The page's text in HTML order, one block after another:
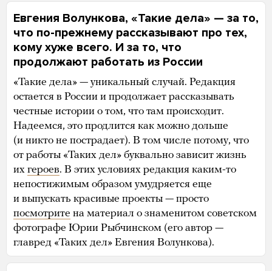
Евгения Волункова, «Такие дела» — за то,
что по-прежнему рассказывают про тех,
кому хуже всего. И за то, что
продолжают работать из России
«Такие дела» — уникальный случай. Редакция
остается в России и продолжает рассказывать
честные истории о том, что там происходит.
Надеемся, это продлится как можно дольше
(и никто не пострадает). В том числе потому, что
от работы «Таких дел» буквально зависит жизнь
их героев. В этих условиях редакция каким-то
непостижимым образом умудряется еще
и выпускать красивые проекты — просто
посмотрите на материал о знаменитом советском
фотографе Юрии Рыбчинском (его автор —
главред «Таких дел» Евгения Волункова).